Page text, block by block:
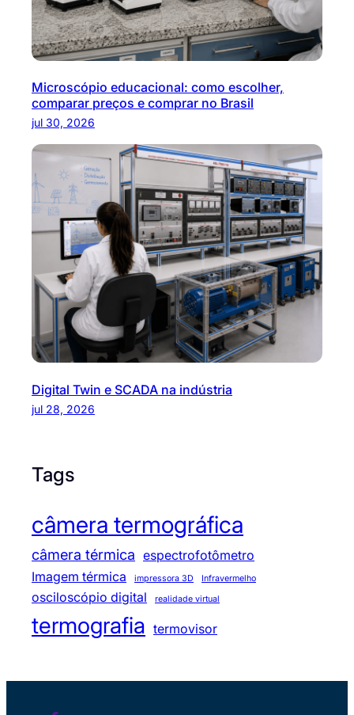
Microscópio educacional: como escolher,
comparar preços e comprar no Brasil
jul 30, 2026
Digital Twin e SCADA na indústria
jul 28, 2026
Tags
câmera termográfica
câmera térmica espectrofotômetro
Imagem térmica
impressora 3D Infravermelho
osciloscópio digital realidade virtual
termografia termovisor